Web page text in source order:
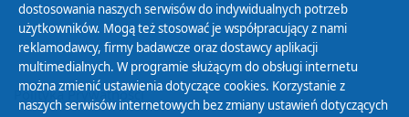
Polityka Prywatności
dostosowania naszych serwisów do indywidualnych potrzeb
użytkowników. Mogą też stosować je współpracujący z nami
reklamodawcy, firmy badawcze oraz dostawcy aplikacji
multimedialnych. W programie służącym do obsługi internetu
można zmienić ustawienia dotyczące cookies. Korzystanie z
naszych serwisów internetowych bez zmiany ustawień dotyczących